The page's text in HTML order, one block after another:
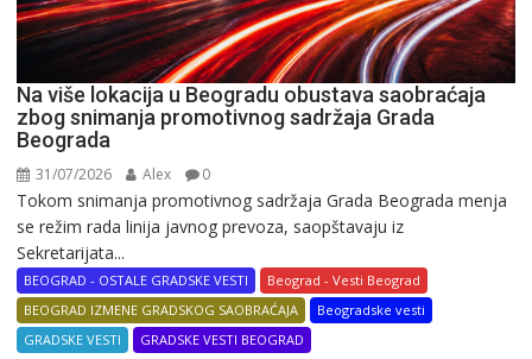
Na više lokacija u Beogradu obustava saobraćaja
zbog snimanja promotivnog sadržaja Grada
Beograda
31/07/2026 Alex 0
Tokom snimanja promotivnog sadržaja Grada Beograda menja
se režim rada linija javnog prevoza, saopštavaju iz
Sekretarijata...
BEOGRAD - OSTALE GRADSKE VESTI
Beograd - Vesti Beograd
BEOGRAD IZMENE GRADSKOG SAOBRAĆAJA
Beogradske vesti
GRADSKE VESTI
GRADSKE VESTI BEOGRAD